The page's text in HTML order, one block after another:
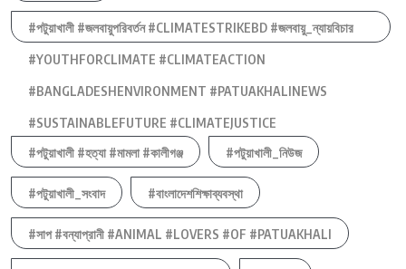
#পটুয়াখালী #জলবায়ুপরিবর্তন #CLIMATESTRIKEBD #জলবায়ু_ন্যায়বিচার
#YOUTHFORCLIMATE #CLIMATEACTION
#BANGLADESHENVIRONMENT #PATUAKHALINEWS
#SUSTAINABLEFUTURE #CLIMATEJUSTICE
#পটুয়াখালী #হত্যা #মামলা #কালীগঞ্জ
#পটুয়াখালী_নিউজ
#পটুয়াখালী_সংবাদ #বাংলাদেশশিক্ষাব্যবস্থা
#সাপ #বন্যাপ্রানী #ANIMAL #LOVERS #OF #PATUAKHALI